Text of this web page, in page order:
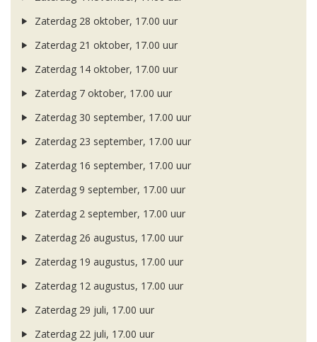
Zaterdag 28 oktober, 17.00 uur
Zaterdag 21 oktober, 17.00 uur
Zaterdag 14 oktober, 17.00 uur
Zaterdag 7 oktober, 17.00 uur
Zaterdag 30 september, 17.00 uur
Zaterdag 23 september, 17.00 uur
Zaterdag 16 september, 17.00 uur
Zaterdag 9 september, 17.00 uur
Zaterdag 2 september, 17.00 uur
Zaterdag 26 augustus, 17.00 uur
Zaterdag 19 augustus, 17.00 uur
Zaterdag 12 augustus, 17.00 uur
Zaterdag 29 juli, 17.00 uur
Zaterdag 22 juli, 17.00 uur